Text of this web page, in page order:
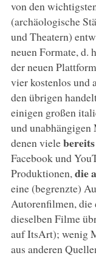
von den
(archäologische
und Theatern)
neuen Formate, d.
der neuen
vier kostenlos und
den übrigen
einigen großen
und
denen viele
Facebook und
Produktionen, die
eine (begrenzte)
Autorenfilmen,
dieselben Filme
auf ItsArt); wenig
aus anderen